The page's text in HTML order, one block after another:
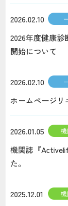
2026.02.10
2026年度健康
開始について
2026.02.10
ホームページリ
2026.01.05
機関誌『
た。
2025.12.01